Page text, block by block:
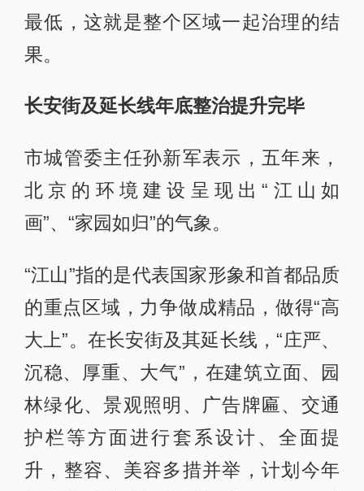
最低，这就是整个区域一起治理的结
果。
长安街及延长线年底整治提升完毕
市城管委主任孙新军表示，五年来，
北京的环境建设呈现出“江山如
画”、“家园如归”的气象。
“江山”指的是代表国家形象和首都品质
的重点区域，力争做成精品，做得“高
大上”。在长安街及其延长线，“庄严、
沉稳、厚重、大气”，在建筑立面、园
林绿化、景观照明、广告牌匾、交通
护栏等方面进行套系设计、全面提
升，整容、美容多措并举，计划今年